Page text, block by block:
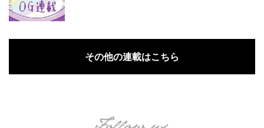
その他の連載はこちら